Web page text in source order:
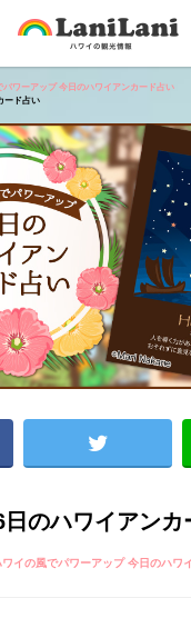
パワーアップ 今日のハワイアンカード占い
ード占い
のハワイアンカ
ワイの風でパワーアップ 今日のハワ